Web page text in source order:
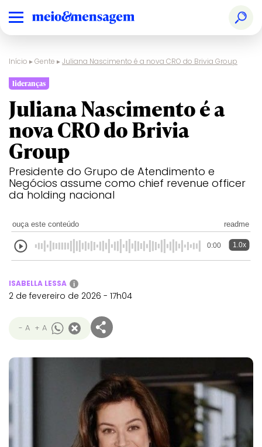
Início ▸Gente ▸Juliana Nascimento é a nova CRO do Brivia Group
lideranças
Juliana Nascimento é a
nova CRO do Brivia
Group
Presidente do Grupo de Atendimento e
Negócios assume como chief revenue officer
da holding nacional
ouça este conteúdo readme
0:00 1.0x
ISABELLA LESSA i
2 de fevereiro de 2026 - 17h04
- A + A